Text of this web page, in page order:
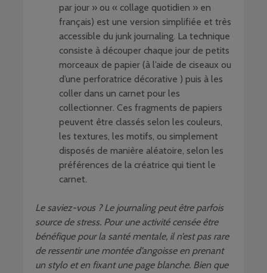
par jour » ou « collage quotidien » en
français) est une version simplifiée et très
accessible du junk journaling. La technique
consiste à découper chaque jour de petits
morceaux de papier (à l’aide de ciseaux ou
d’une perforatrice décorative ) puis à les
coller dans un carnet pour les
collectionner. Ces fragments de papiers
peuvent être classés selon les couleurs,
les textures, les motifs, ou simplement
disposés de manière aléatoire, selon les
préférences de la créatrice qui tient le
carnet.
Le saviez-vous ? Le journaling peut être parfois
source de stress. Pour une activité censée être
bénéfique pour la santé mentale, il n’est pas rare
de ressentir une montée d’angoisse en prenant
un stylo et en fixant une page blanche. Bien que